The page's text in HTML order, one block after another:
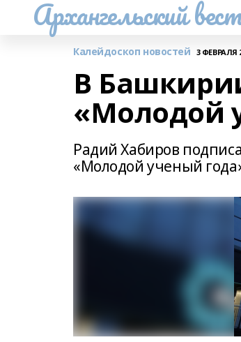
Архангельский
Калейдоскоп новостей 3 ФЕВРАЛЯ
В
«Молодой
Радий Хабиров
«Молодой ученый